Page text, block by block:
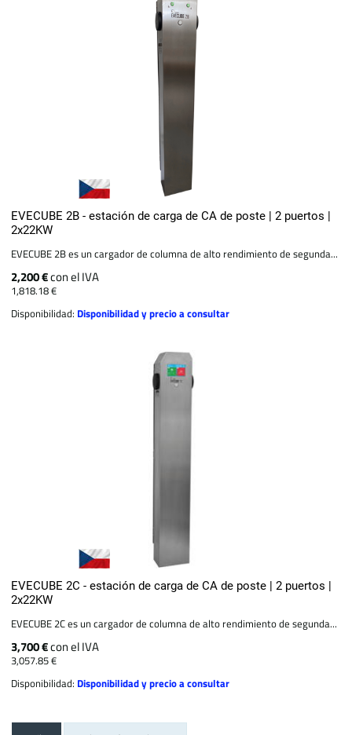
EVECUBE 2B - estación de carga de CA de poste | 2 puertos |
2x22KW
EVECUBE 2B es un cargador de columna de alto rendimiento de segunda...
2,200 €con el IVA
1,818.18 €
Disponibilidad: Disponibilidad y precio a consultar
EVECUBE 2C - estación de carga de CA de poste | 2 puertos |
2x22KW
EVECUBE 2C es un cargador de columna de alto rendimiento de segunda...
3,700 €con el IVA
3,057.85 €
Disponibilidad: Disponibilidad y precio a consultar